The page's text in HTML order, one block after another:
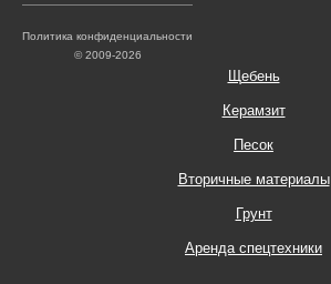
Политика конфиденциальности
© 2009-2026
Щебень
Керамзит
Песок
Вторичные материалы
Грунт
Аренда спецтехники